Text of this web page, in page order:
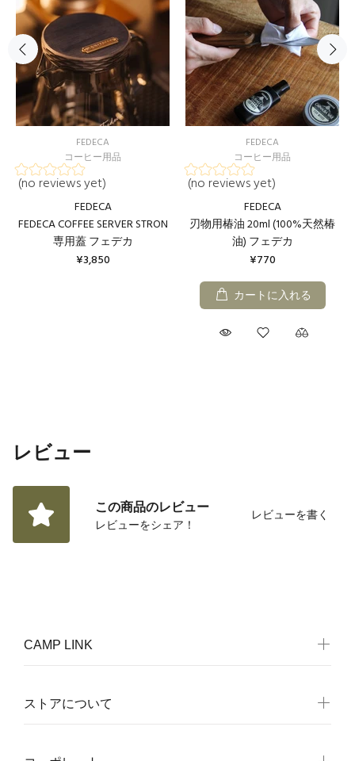
FEDECA
コーヒー用品
(no reviews yet)
FEDECA
FEDECA COFFEE SERVER STRON
専用蓋 フェデカ
¥3,850
FEDECA
コーヒー用品
(no reviews yet)
FEDECA
刃物用椿油 20ml (100%天然椿
油) フェデカ
¥770
カートに入れる
レビュー
この商品のレビュー
レビューをシェア！
レビューを書く
CAMP LINK
ストアについて